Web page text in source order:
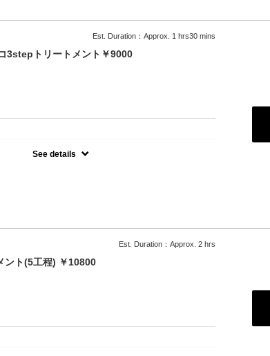
Est. Duration：Approx. 1 hrs30 mins
3stepトリートメント￥9000
See details
Est. Duration：Approx. 2 hrs
ント(5工程) ￥10800